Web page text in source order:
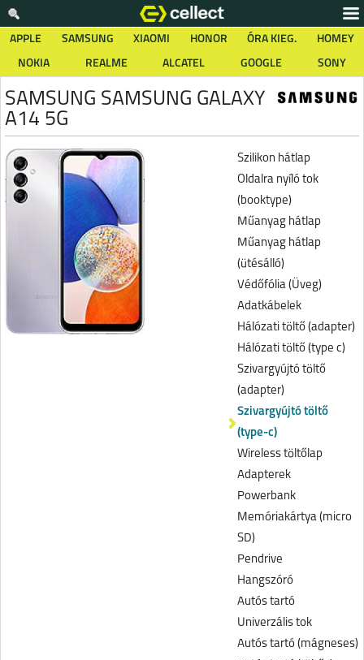
APPLE SAMSUNG XIAOMI HONOR ÓRA KIEG.
HOMEY
NOKIA
REALME ALCATEL GOOGLE SONY
SAMSUNG SAMSUNG GALAXY
A14 5G
Szilikon hátlap
Oldalra nyíló tok
(booktype)
Műanyag hátlap
Műanyag hátlap
(ütésálló)
Védőfólia (Üveg)
Adatkábelek
Hálózati töltő (adapter)
Hálózati töltő (type c)
Szivargyújtó töltő
(adapter)
Szivargyújtó töltő
(type-c)
Wireless töltőlap
Adapterek
Powerbank
Memóriakártya (micro
SD)
Pendrive
Hangszóró
Autós tartó
Univerzális tok
Autós tartó (mágneses)